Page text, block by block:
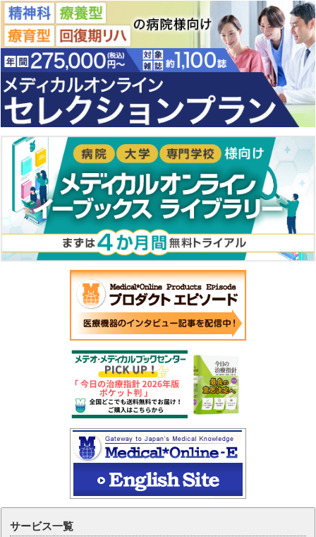
サービス一覧